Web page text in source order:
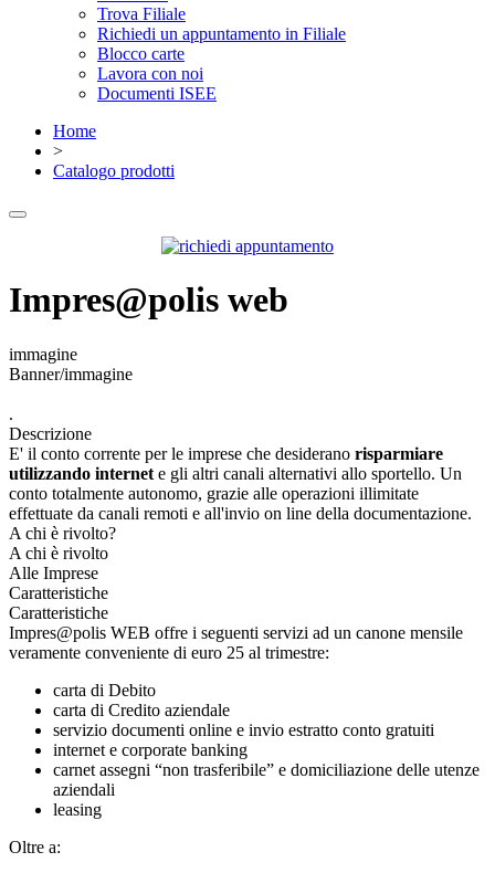
Trova Filiale
Richiedi un appuntamento in Filiale
Blocco carte
Lavora con noi
Documenti ISEE
Home
>
Catalogo prodotti
Impres@polis web
immagine
Banner/immagine
.
Descrizione
E' il conto corrente per le imprese che desiderano risparmiare
utilizzando internet e gli altri canali alternativi allo sportello. Un
conto totalmente autonomo, grazie alle operazioni illimitate
effettuate da canali remoti e all'invio on line della documentazione.
A chi è rivolto?
A chi è rivolto
Alle Imprese
Caratteristiche
Caratteristiche
Impres@polis WEB offre i seguenti servizi ad un canone mensile
veramente conveniente di euro 25 al trimestre:
carta di Debito
carta di Credito aziendale
servizio documenti online e invio estratto conto gratuiti
internet e corporate banking
carnet assegni “non trasferibile” e domiciliazione delle utenze
aziendali
leasing
Oltre a: